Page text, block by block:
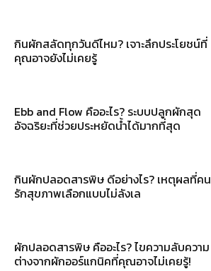
กินผักสลัดทุกวันดีไหม? เจาะลึกประโยชน์ที่
คุณอาจยังไม่เคยรู้
Ebb and Flow คืออะไร? ระบบปลูกผักสุด
อัจฉริยะที่ช่วยประหยัดน้ำได้มากที่สุด
กินผักปลอดสารพิษ ดีอย่างไร? เหตุผลที่คน
รักสุขภาพเลือกแบบไม่ลังเล
ผักปลอดสารพิษ คืออะไร? ไขความลับความ
ต่างจากผักออร์แกนิคที่คุณอาจไม่เคยรู้!